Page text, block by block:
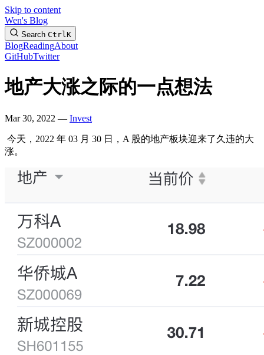
Skip to content
Wen's Blog
Search CtrlK
BlogReadingAbout
GitHubTwitter
地产大涨之际的一点想法
Mar 30, 2022 — Invest
​ 今天，2022 年 03 月 30 日，A 股的地产板块迎来了久违的大
涨。